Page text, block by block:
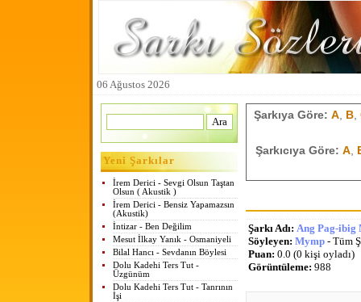
06 Ağustos 2026
Yeni Şarkılar
İrem Derici - Sevgi Olsun Taştan
Olsun ( Akustik )
İrem Derici - Bensiz Yapamazsın
(Akustik)
İntizar - Ben Değilim
Mesut İlkay Yanık - Osmaniyeli
Bilal Hancı - Sevdanın Böylesi
Dolu Kadehi Ters Tut -
Üzgünüm
Dolu Kadehi Ters Tut - Tanrının
İşi
Şarkıya Göre: A, B,
Şarkıcıya Göre: A,
Şarkı Adı: Ang Pag-ibig
Söyleyen: Mymp - Tüm
Puan: 0.0 (0 kişi oyladı)
Görüntüleme: 988